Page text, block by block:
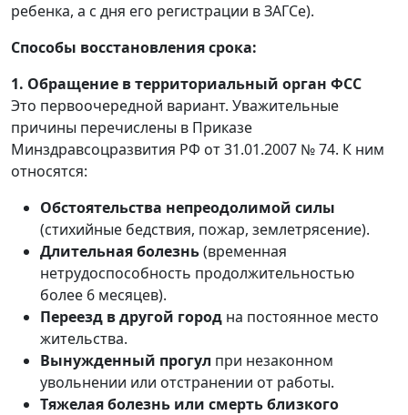
ребенка, а с дня его регистрации в ЗАГСе).
Способы восстановления срока:
1. Обращение в территориальный орган ФСС
Это первоочередной вариант. Уважительные
причины перечислены в Приказе
Минздравсоцразвития РФ от 31.01.2007 № 74. К ним
относятся:
Обстоятельства непреодолимой силы
(стихийные бедствия, пожар, землетрясение).
Длительная болезнь(временная
нетрудоспособность продолжительностью
более 6 месяцев).
Переезд в другой город на постоянное место
жительства.
Вынужденный прогул при незаконном
увольнении или отстранении от работы.
Тяжелая болезнь или смерть близкого